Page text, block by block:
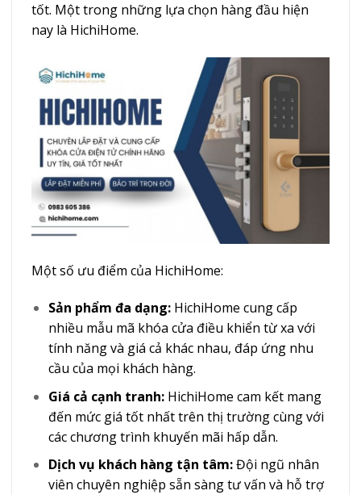
tốt. Một trong những lựa chọn hàng đầu hiện
nay là HichiHome.
Một số ưu điểm của HichiHome:
Sản phẩm đa dạng:HichiHome cung cấp
nhiều mẫu mã khóa cửa điều khiển từ xa với
tính năng và giá cả khác nhau, đáp ứng nhu
cầu của mọi khách hàng.
Giá cả cạnh tranh:HichiHome cam kết mang
đến mức giá tốt nhất trên thị trường cùng với
các chương trình khuyến mãi hấp dẫn.
Dịch vụ khách hàng tận tâm:Đội ngũ nhân
viên chuyên nghiệp sẵn sàng tư vấn và hỗ trợ